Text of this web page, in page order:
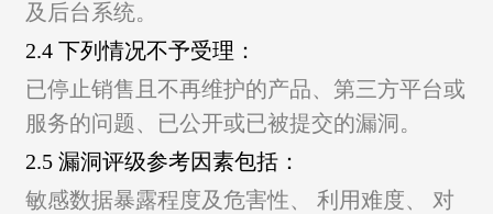
及后台系统。
2.4 下列情况不予受理：
已停止销售且不再维护的产品、 第三方平台或
服务的问题、 已公开或已被提交的漏洞。
2.5 漏洞评级参考因素包括：
敏感数据暴露程度及危害性、
利用难度、
对